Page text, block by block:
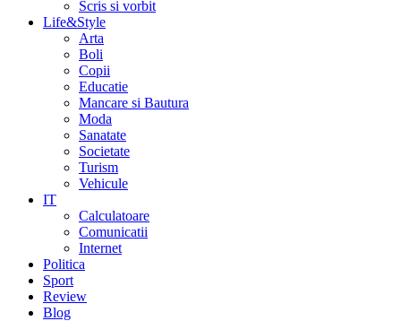
Scris si vorbit
Life&Style
Arta
Boli
Copii
Educatie
Mancare si Bautura
Moda
Sanatate
Societate
Turism
Vehicule
IT
Calculatoare
Comunicatii
Internet
Politica
Sport
Review
Blog